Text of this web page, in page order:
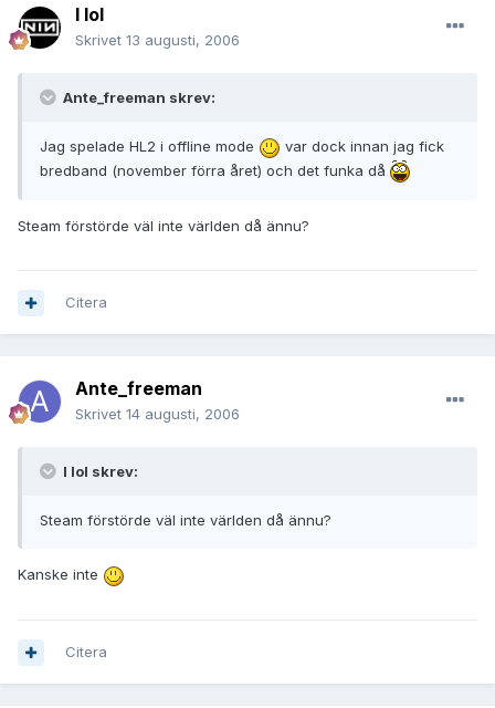
I lol
Skrivet 13 augusti, 2006
Ante_freeman skrev:
Jag spelade HL2 i offline mode
var dock innan jag fick
bredband (november förra året) och det funka då
Steam förstörde väl inte världen då ännu?
Citera
Ante_freeman
Skrivet 14 augusti, 2006
I lol skrev:
Steam förstörde väl inte världen då ännu?
Kanske inte
Citera